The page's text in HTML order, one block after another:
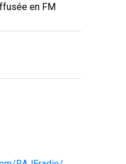
en FM